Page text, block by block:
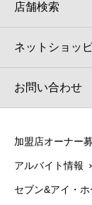
店舗検索
ネットショッ
お問い合わせ
加盟店オーナー
アルバイト情報
セブン&アイ・